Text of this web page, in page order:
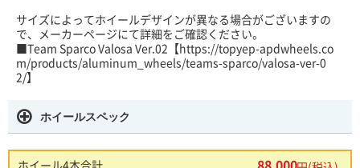
サイズによってホイールデザインが異なる場合がございますの
で、メーカーページにて詳細をご確認ください。
■Team Sparco Valosa Ver.02【https://topyep-apdwheels.co
m/products/aluminum_wheels/teams-sparco/valosa-ver-0
2/】
ホイールスペック